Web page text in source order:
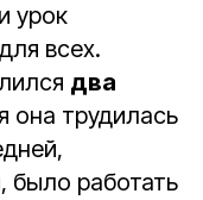
урок
всех.
два
она трудилась
было работать